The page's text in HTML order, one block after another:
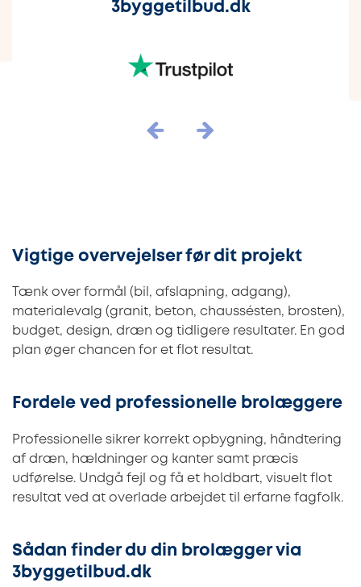
3byggetilbud.dk
Vigtige overvejelser før dit projekt
Tænk over formål (bil, afslapning, adgang),
materialevalg (granit, beton, chaussésten, brosten),
budget, design, dræn og tidligere resultater. En god
plan øger chancen for et flot resultat.
Fordele ved professionelle brolæggere
Professionelle sikrer korrekt opbygning, håndtering
af dræn, hældninger og kanter samt præcis
udførelse. Undgå fejl og få et holdbart, visuelt flot
resultat ved at overlade arbejdet til erfarne fagfolk.
Sådan finder du din brolægger via
3byggetilbud.dk